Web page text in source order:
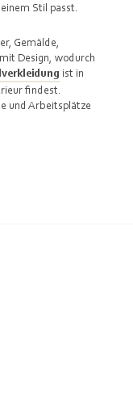
Stil passt.
Gemälde,
Design, wodurch
ist in
findest.
und Arbeitsplätze